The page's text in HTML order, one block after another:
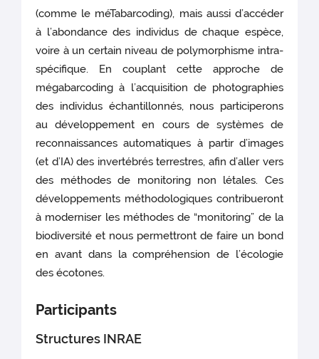
(comme le méTabarcoding), mais aussi d’accéder
à l’abondance des individus de chaque espèce,
voire à un certain niveau de polymorphisme intra-
spécifique. En couplant cette approche de
mégabarcoding à l’acquisition de photographies
des individus échantillonnés, nous participerons
au développement en cours de systèmes de
reconnaissances automatiques à partir d’images
(et d’IA) des invertébrés terrestres, afin d’aller vers
des méthodes de monitoring non létales. Ces
développements méthodologiques contribueront
à moderniser les méthodes de “monitoring” de la
biodiversité et nous permettront de faire un bond
en avant dans la compréhension de l’écologie
des écotones.
Participants
Structures INRAE